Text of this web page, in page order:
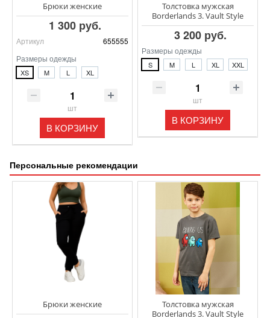
Брюки женские
1 300 руб.
Артикул
655555
Размеры одежды
XS M L XL
шт
В КОРЗИНУ
Толстовка мужская
Borderlands 3. Vault Style
3 200 руб.
Размеры одежды
S M L XL XXL
шт
В КОРЗИНУ
Персональные рекомендации
Брюки женские
Толстовка мужская
Borderlands 3. Vault Style